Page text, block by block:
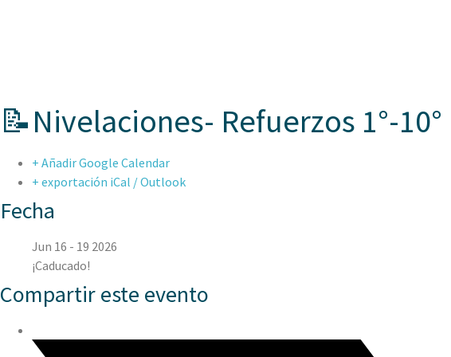
📝Nivelaciones- Refuerzos 1°-10°
+ Añadir Google Calendar
+ exportación iCal / Outlook
Fecha
Jun 16 - 19 2026
¡Caducado!
Compartir este evento